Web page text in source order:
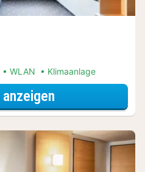
WLAN Klimaanlage